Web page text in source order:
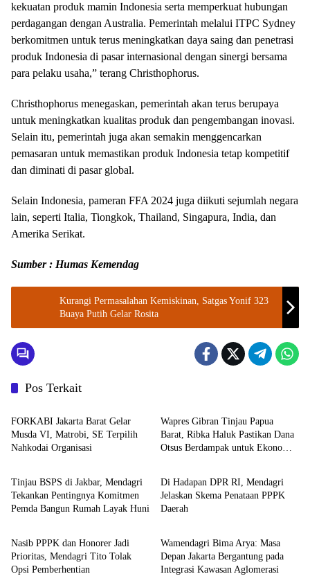
kekuatan produk mamin Indonesia serta memperkuat hubungan
perdagangan dengan Australia. Pemerintah melalui ITPC Sydney
berkomitmen untuk terus meningkatkan daya saing dan penetrasi
produk Indonesia di pasar internasional dengan sinergi bersama
para pelaku usaha,” terang Christhophorus.
Christhophorus menegaskan, pemerintah akan terus berupaya
untuk meningkatkan kualitas produk dan pengembangan inovasi.
Selain itu, pemerintah juga akan semakin menggencarkan
pemasaran untuk memastikan produk Indonesia tetap kompetitif
dan diminati di pasar global.
Selain Indonesia, pameran FFA 2024 juga diikuti sejumlah negara
lain, seperti Italia, Tiongkok, Thailand, Singapura, India, dan
Amerika Serikat.
Sumber : Humas Kemendag
Kurangi Permasalahan Kemiskinan, Satgas Yonif 323
Buaya Putih Gelar Rosita
Pos Terkait
Berita
FORKABI Jakarta Barat Gelar
Musda VI, Matrobi, SE Terpilih
Nahkodai Organisasi
Wapres Gibran Tinjau Papua
Barat, Ribka Haluk Pastikan Dana
Otsus Berdampak untuk Ekonomi
Kemendagri
Tinjau BSPS di Jakbar, Mendagri
Tekankan Pentingnya Komitmen
Pemda Bangun Rumah Layak Huni
DPR RI
Di Hadapan DPR RI, Mendagri
Jelaskan Skema Penataan PPPK
Daerah
Kemendagri
Nasib PPPK dan Honorer Jadi
Prioritas, Mendagri Tito Tolak
Opsi Pemberhentian
Kemendagri
Wamendagri Bima Arya: Masa
Depan Jakarta Bergantung pada
Integrasi Kawasan Aglomerasi